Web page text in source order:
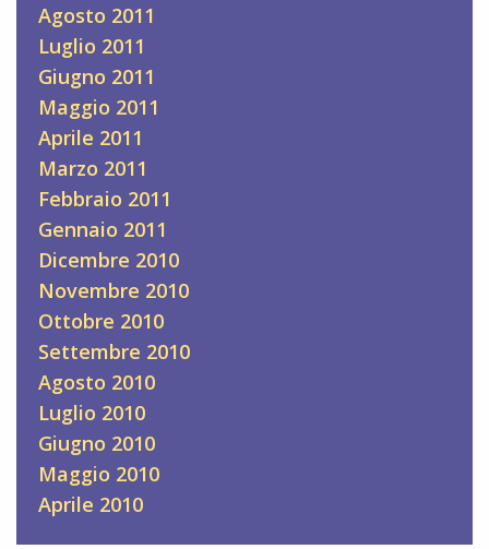
Agosto 2011
Luglio 2011
Giugno 2011
Maggio 2011
Aprile 2011
Marzo 2011
Febbraio 2011
Gennaio 2011
Dicembre 2010
Novembre 2010
Ottobre 2010
Settembre 2010
Agosto 2010
Luglio 2010
Giugno 2010
Maggio 2010
Aprile 2010